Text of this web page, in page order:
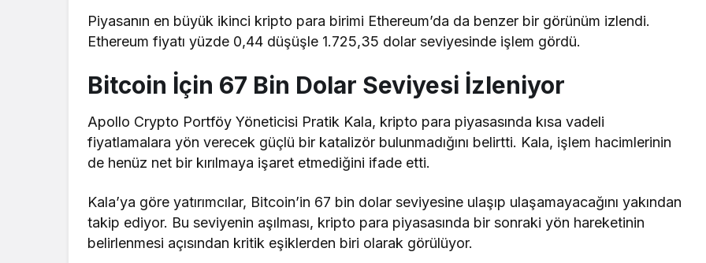
Piyasanın en büyük ikinci kripto para birimi Ethereum’da da benzer bir görünüm izlendi.
Ethereum fiyatı yüzde 0,44 düşüşle 1.725,35 dolar seviyesinde işlem gördü.
Bitcoin İçin 67 Bin Dolar Seviyesi İzleniyor
Apollo Crypto Portföy Yöneticisi Pratik Kala, kripto para piyasasında kısa vadeli
fiyatlamalara yön verecek güçlü bir katalizör bulunmadığını belirtti. Kala, işlem hacimlerinin
de henüz net bir kırılmaya işaret etmediğini ifade etti.
Kala’ya göre yatırımcılar, Bitcoin’in 67 bin dolar seviyesine ulaşıp ulaşamayacağını yakından
takip ediyor. Bu seviyenin aşılması, kripto para piyasasında bir sonraki yön hareketinin
belirlenmesi açısından kritik eşiklerden biri olarak görülüyor.